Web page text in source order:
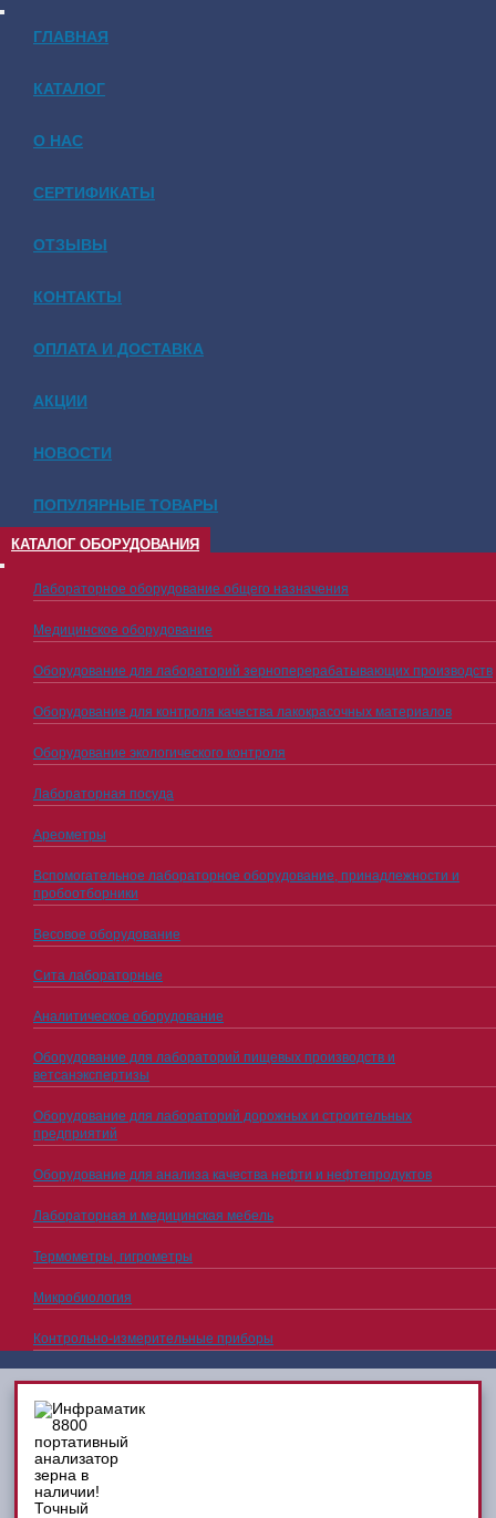
ГЛАВНАЯ
КАТАЛОГ
О НАС
СЕРТИФИКАТЫ
ОТЗЫВЫ
КОНТАКТЫ
ОПЛАТА И ДОСТАВКА
АКЦИИ
НОВОСТИ
ПОПУЛЯРНЫЕ ТОВАРЫ
КАТАЛОГ ОБОРУДОВАНИЯ
Лабораторное оборудование общего назначения
Медицинское оборудование
Оборудование для лабораторий зерноперерабатывающих производств
Оборудование для контроля качества лакокрасочных материалов
Оборудование экологического контроля
Лабораторная посуда
Ареометры
Вспомогательное лабораторное оборудование, принадлежности и
пробоотборники
Весовое оборудование
Сита лабораторные
Аналитическое оборудование
Оборудование для лабораторий пищевых производств и
ветсанэкспертизы
Оборудование для лабораторий дорожных и строительных
предприятий
Оборудование для анализа качества нефти и нефтепродуктов
Лабораторная и медицинская мебель
Термометры, гигрометры
Микробиология
Контрольно-измерительные приборы